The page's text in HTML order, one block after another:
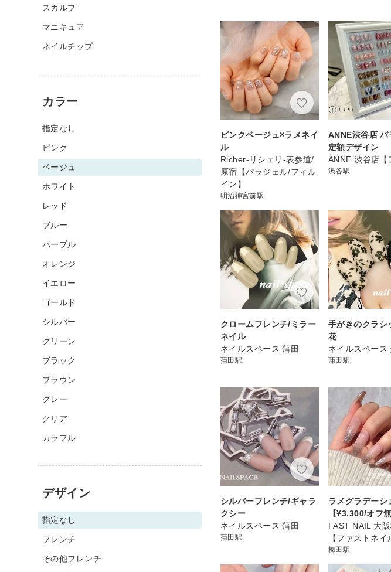
ピンクベージュ×ラメネイ
ル
Richer-リシェリ-表参道/
原宿【パラジェル/フィル
イン】
明治神宮前駅
ANNE渋谷店 パ
定額デザイン
ANNE 渋谷店【
渋谷駅
クロームフレンチ/ミラー
ネイル
ネイルスペース 蒲田
蒲田駅
手がきのクラシ
花
ネイルスペース
蒲田駅
シルバーフレンチ/ギャラ
クシー
ネイルスペース 蒲田
蒲田駅
ラメグラデーシ
【¥3,300/オフ無
FAST NAIL 大
【ファストネイ
梅田駅
スカルプ
マニキュア
ネイルチップ
カラー
指定なし
ピンク
ベージュ
ホワイト
レッド
ブルー
パープル
オレンジ
イエロー
ゴールド
シルバー
グリーン
ブラック
ブラウン
グレー
クリア
カラフル
デザイン
指定なし
フレンチ
その他フレンチ